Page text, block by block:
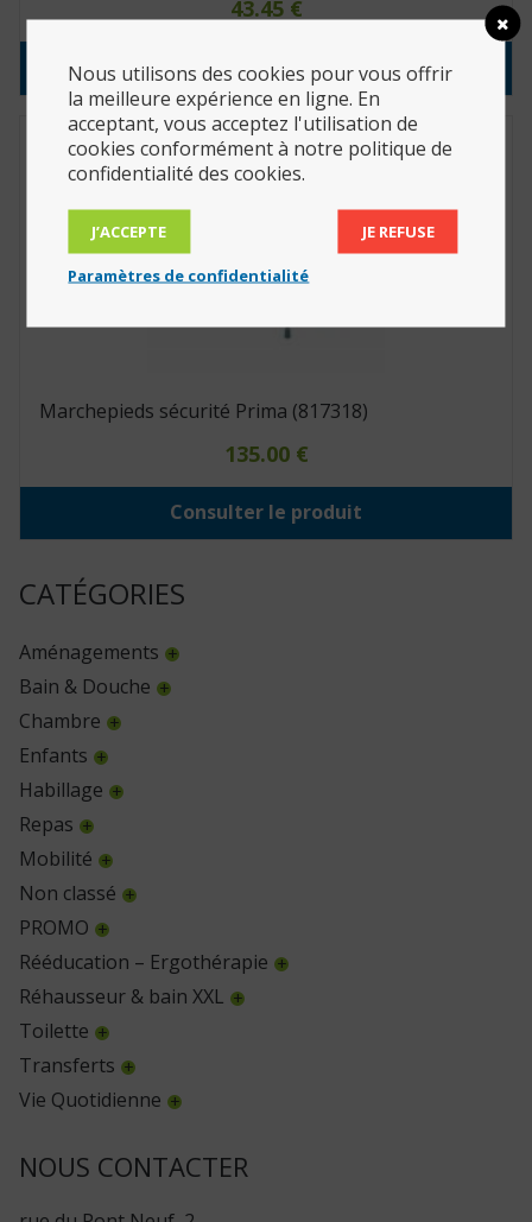
CATÉGORIES
Aménagements
Bain & Douche
Chambre
Enfants
Habillage
Repas
Mobilité
Non classé
PROMO
Rééducation – Ergothérapie
Réhausseur & bain XXL
Toilette
Transferts
Vie Quotidienne
NOUS CONTACTER
43.45 €
Consulter le produit
Marchepieds sécurité Prima (817318)
135.00 €
Consulter le produit
Nous utilisons des cookies pour vous offrir
la meilleure expérience en ligne. En
acceptant, vous acceptez l'utilisation de
cookies conformément à notre politique de
confidentialité des cookies.
J’ACCEPTE JE REFUSE
Paramètres de confidentialité